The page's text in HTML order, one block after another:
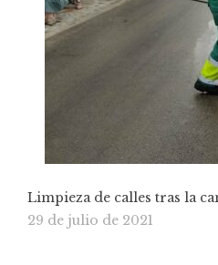
Limpieza de calles tras la
29 de julio de 2021